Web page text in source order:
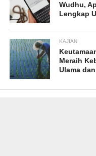
Wudhu,
Lengkap
KAJIAN
Meraih
Ulama